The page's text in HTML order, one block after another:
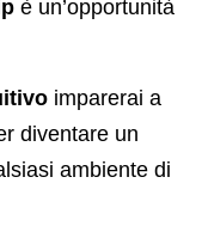
è un’opportunità
imparerai a
diventare un
ambiente di